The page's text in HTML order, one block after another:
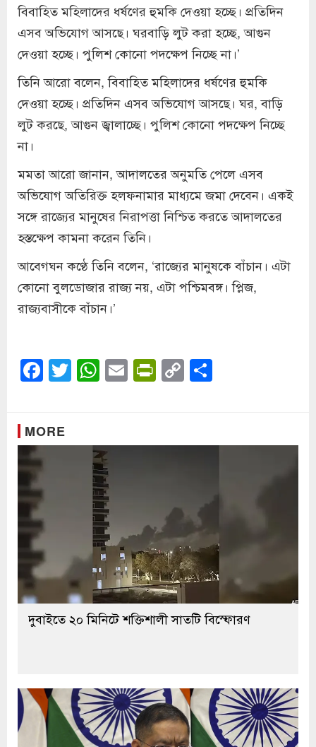
বিবাহিত মহিলাদের ধর্ষণের হুমকি দেওয়া হচ্ছে। প্রতিদিন
এসব অভিযোগ আসছে। ঘরবাড়ি লুট করা হচ্ছে, আগুন
দেওয়া হচ্ছে। পুলিশ কোনো পদক্ষেপ নিচ্ছে না।’
তিনি আরো বলেন, বিবাহিত মহিলাদের ধর্ষণের হুমকি
দেওয়া হচ্ছে। প্রতিদিন এসব অভিযোগ আসছে। ঘর, বাড়ি
লুট করছে, আগুন জ্বালাচ্ছে। পুলিশ কোনো পদক্ষেপ নিচ্ছে
না।
মমতা আরো জানান, আদালতের অনুমতি পেলে এসব
অভিযোগ অতিরিক্ত হলফনামার মাধ্যমে জমা দেবেন। একই
সঙ্গে রাজ্যের মানুষের নিরাপত্তা নিশ্চিত করতে আদালতের
হস্তক্ষেপ কামনা করেন তিনি।
আবেগঘন কণ্ঠে তিনি বলেন, ‘রাজ্যের মানুষকে বাঁচান। এটা
কোনো বুলডোজার রাজ্য নয়, এটা পশ্চিমবঙ্গ। প্লিজ,
রাজ্যবাসীকে বাঁচান।’
Facebook
Twitter
WhatsApp
EmailPrintFriendly
Copy
Link
MORE
দুবাইতে ২০ মিনিটে শক্তিশালী সাতটি বিস্ফোরণ